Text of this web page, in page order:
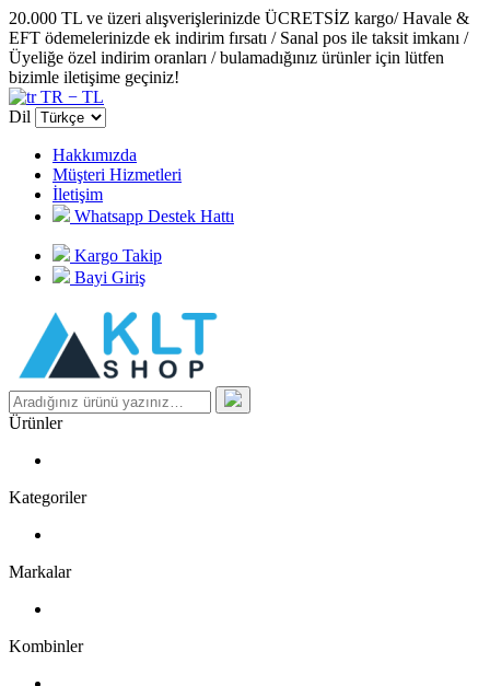
20.000 TL ve üzeri alışverişlerinizde ÜCRETSİZ kargo/ Havale &
EFT ödemelerinizde ek indirim fırsatı / Sanal pos ile taksit imkanı /
Üyeliğe özel indirim oranları / bulamadığınız ürünler için lütfen
bizimle iletişime geçiniz!
TR − TL
Dil
Hakkımızda
Müşteri Hizmetleri
İletişim
Whatsapp Destek Hattı
Kargo Takip
Bayi Giriş
Ürünler
Kategoriler
Markalar
Kombinler